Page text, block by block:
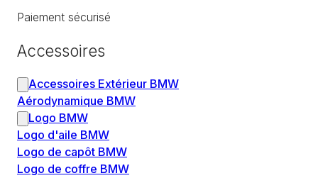
Paiement sécurisé
Accessoires
Accessoires Extérieur BMW
Aérodynamique BMW
Logo BMW
Logo d'aile BMW
Logo de capôt BMW
Logo de coffre BMW